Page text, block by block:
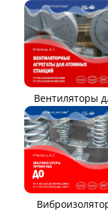
Вентиляторы